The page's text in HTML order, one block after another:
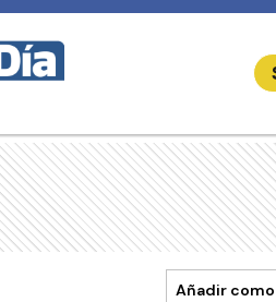
Añadir